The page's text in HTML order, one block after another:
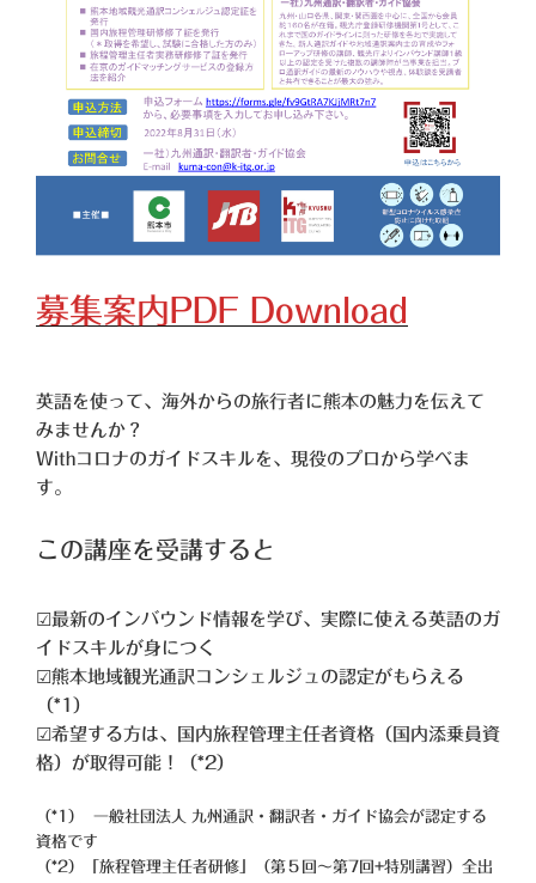
募集案内PDF Download
英語を使って、海外からの旅行者に熊本の魅力を伝えて
みませんか？
Withコロナのガイドスキルを、現役のプロから学べま
す。
この講座を受講すると
☑最新のインバウンド情報を学び、実際に使える英語のガ
イドスキルが身につく
☑熊本地域観光通訳コンシェルジュの認定がもらえる
（*1）
☑希望する方は、国内旅程管理主任者資格（国内添乗員資
格）が取得可能！（*2）
（*1） 一般社団法人 九州通訳・翻訳者・ガイド協会が認定する
資格です
（*2）「旅程管理主任者研修」（第５回〜第7回+特別講習）全出